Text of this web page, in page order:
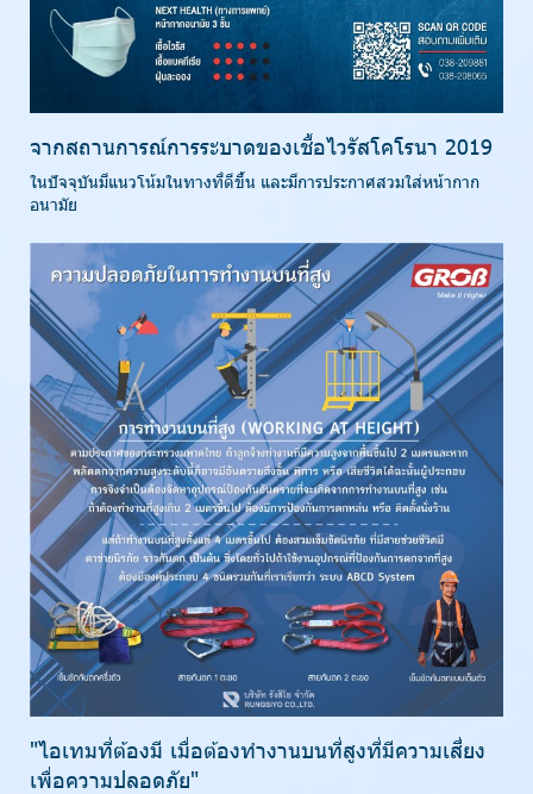
จากสถานการณ์การระบาดของเชื้อไวรัสโคโรนา 2019
ในปัจจุบันมีแนวโน้มในทางที่ดีขึ้น และมีการประกาศสวมใส่หน้ากาก
อนามัย
"ไอเทมที่ต้องมี เมื่อต้องทำงานบนที่สูงที่มีความเสี่ยง
เพื่อความปลอดภัย"